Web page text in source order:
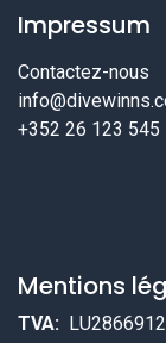
Impressum
Contactez-nous
+352 26 123 545
Mentions
TVA: